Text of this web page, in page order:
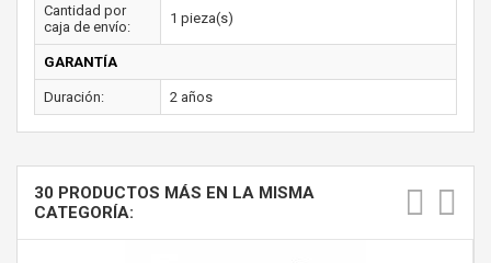
Cantidad por
caja de envío:
1 pieza(s)
GARANTÍA
Duración: 2 años
30 PRODUCTOS MÁS EN LA MISMA
CATEGORÍA: